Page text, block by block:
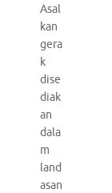
Asal
kan
gera
k
dise
diak
an
dala
m
land
asan